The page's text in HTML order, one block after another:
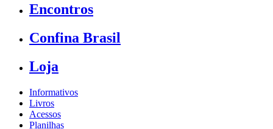
Encontros
Confina Brasil
Loja
Informativos
Livros
Acessos
Planilhas